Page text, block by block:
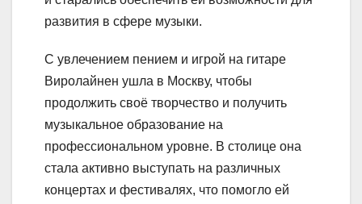
развития в сфере музыки.
С увлечением пением и игрой на гитаре
Виролайнен ушла в Москву, чтобы
продолжить своё творчество и получить
музыкальное образование на
профессиональном уровне. В столице она
стала активно выступать на различных
концертах и фестивалях, что помогло ей